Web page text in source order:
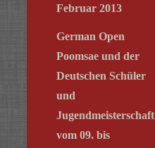
Februar 2013
German Open
Poomsae und der
Deutschen Schüler
und
Jugendmeisterschaft
vom 09. bis